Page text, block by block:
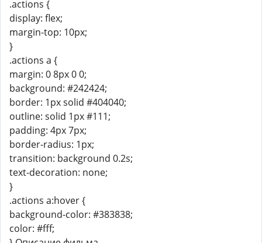
.actions {
display: flex;
margin-top: 10px;
}
.actions a {
margin: 0 8px 0 0;
background: #242424;
border: 1px solid #404040;
outline: solid 1px #111;
padding: 4px 7px;
border-radius: 1px;
transition: background 0.2s;
text-decoration: none;
}
.actions a:hover {
background-color: #383838;
color: #fff;